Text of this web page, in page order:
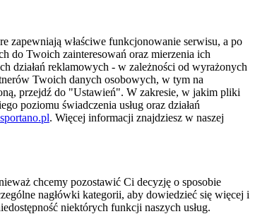
zapewniają właściwe funkcjonowanie serwisu, a po
do Twoich zainteresowań oraz mierzenia ich
działań reklamowych - w zależności od wyrażonych
Twoich danych osobowych, w tym na
przejdź do "Ustawień". W zakresie, w jakim pliki
poziomu świadczenia usług oraz działań
. Więcej informacji znajdziesz w naszej
chcemy pozostawić Ci decyzję o sposobie
nagłówki kategorii, aby dowiedzieć się więcej i
niektórych funkcji naszych usług.